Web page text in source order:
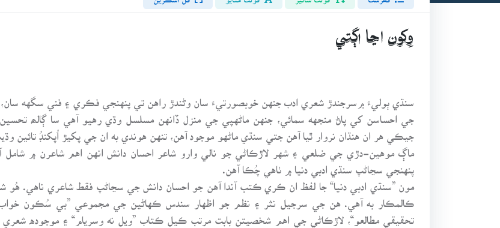
وِکون اڃا اڳتي
سنڌي ٻوليءَ ۾سرجندڙ شعري ادب جنهن خوبصورتيءَ سان وڻندڙ راهن تي پنهنجي فڪري ۽ فني سگهه سان،
جي احساسن کي پاڻ منجهه سمائي، جنهن ماڻهپي جي منزل ڏانهن مسلسل وڌي رهيو آهي سا ڳالھ تحسين
جيڪي هر ان هنڌان نروار ٿيا آهن جتي سنڌي ماڻهو موجود آهن، تنهن هوندي به ان جي پکيڙ اُپکنڊُ
ماڳ موهين-دڙي جي ضلعي ۽ شهر لاڙڪاڻي جو نالي وارو شاعر احسان دانش انهن اهم شاعرن ۾ شامل
پنهنجي سڃاڻپ سنڌي ادبي دنيا ۾ ٺاهي چُڪا آهن.
مون ”سنڌي ادبي دنيا“ جا لفظ ان ڪري ڪتب آندا آهن جو احسان دانش جي سڃاڻپ فقط شاعري ناهي.
ڪالمڪار به آهي. هن جي سرجيل نثر ۽ نظم جو اظهار سندس ڪهاڻين جي مجموعي ”بي سُڪون خواب
تحقيقي مطالعو“، لاڙڪاڻي جي اهم شخصيتن بابت مرتب ڪيل ڪتاب ”ويل نه وسريام“ ۽ موجوده